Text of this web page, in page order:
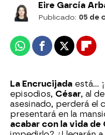
Eire García
Publicado: 05 de
WhatsappFacebook
X
La Encrucijada está…
episodios, César, al
asesinado, perderá el
presentará en la
acabar con la vida